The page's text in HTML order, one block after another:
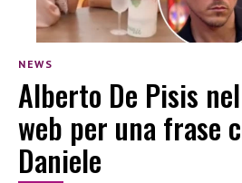
NEWS
Alberto De Pisis
web per una frase
Daniele